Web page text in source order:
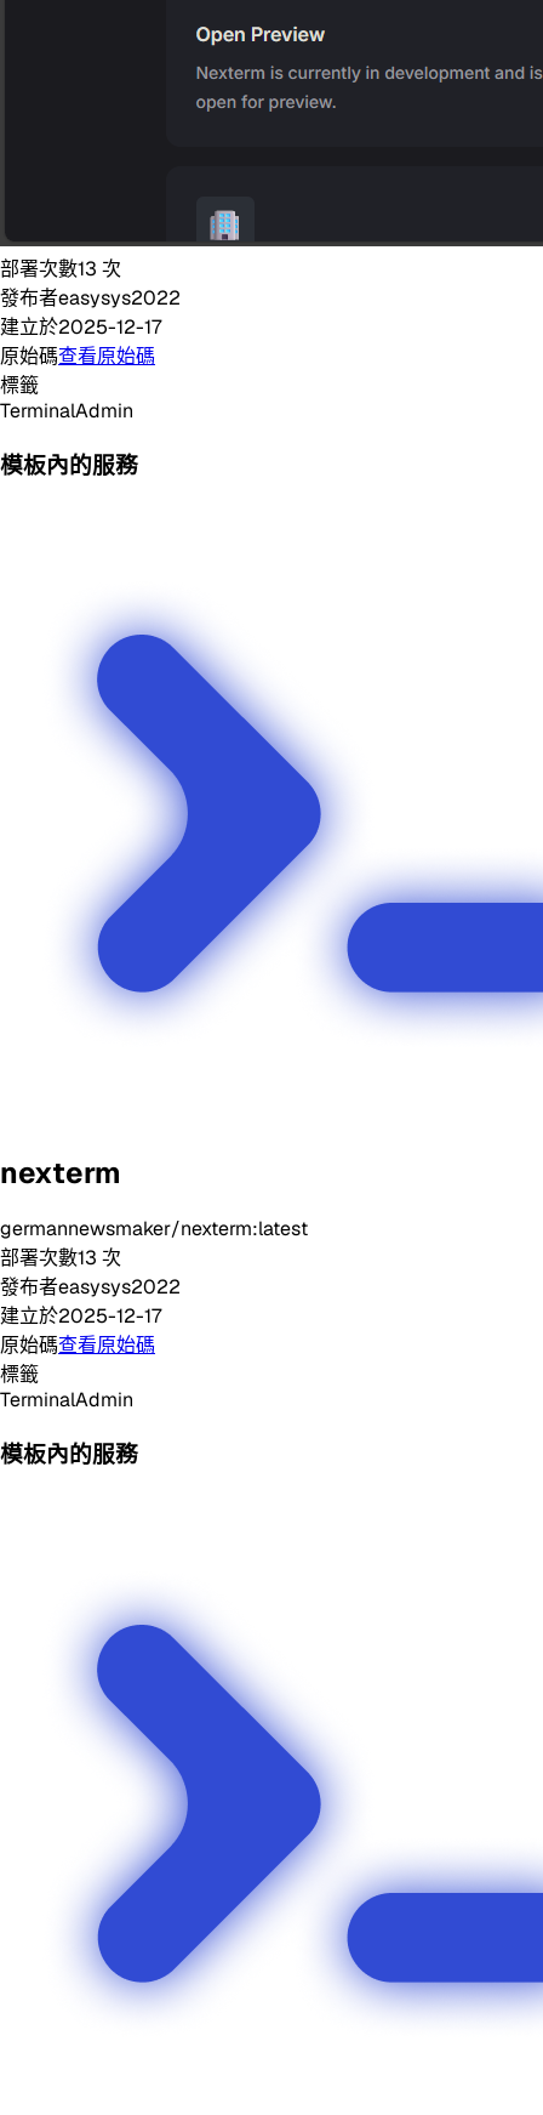
部署次數13 次
發布者easysys2022
建立於2025-12-17
原始碼查看原始碼
標籤
TerminalAdmin
模板內的服務
nexterm
germannewsmaker/nexterm:latest
部署次數13 次
發布者easysys2022
建立於2025-12-17
原始碼查看原始碼
標籤
TerminalAdmin
模板內的服務